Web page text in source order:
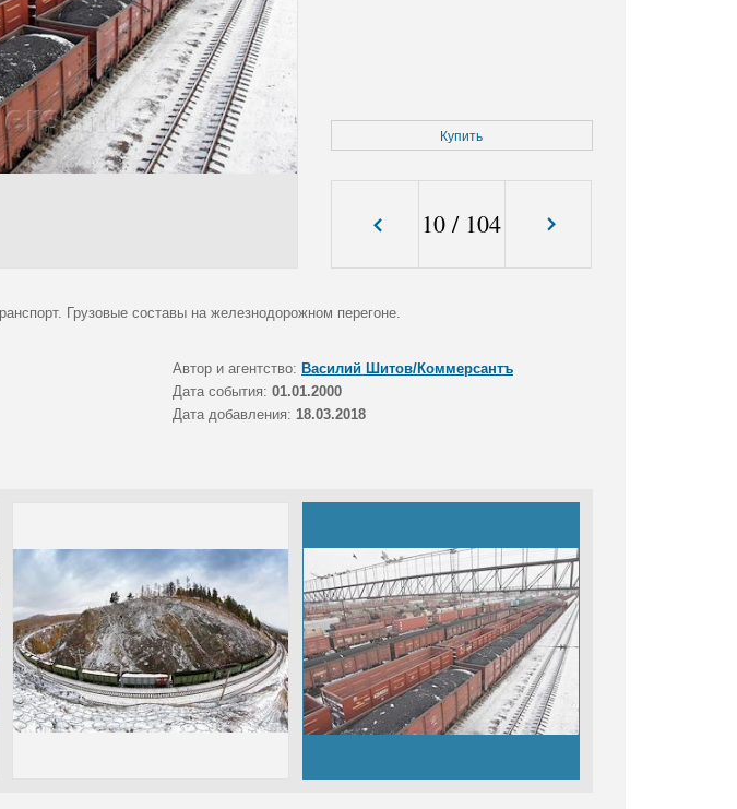
Купить
10 / 104
Грузовые составы на железнодорожном перегоне.
Автор и агентство: Василий Шитов/Коммерсантъ
Дата события: 01.01.2000
Дата добавления: 18.03.2018